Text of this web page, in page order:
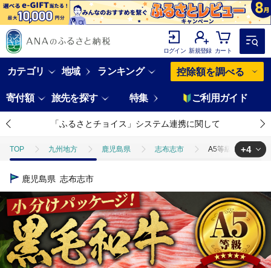
ログイン 新規登録 カート
カテゴリ 地域 ランキング 控除額を調べる
寄付額 旅先を探す 特集 ご利用ガイド
「ふるさとチョイス」システム連携に関して
TOP 九州地方 鹿児島県 志布志市 A5等級！鹿児島県
TOP
肉 牛肉 黒毛和牛 A5等級！鹿児島県産 黒毛和
TOP 牛肉 すき焼き(牛肉) A5等級！鹿児島県産 黒
TOP 肉 牛肉 しゃぶしゃぶ(牛肉) A5等級！鹿児島県
+4
鹿児島県 志布志市